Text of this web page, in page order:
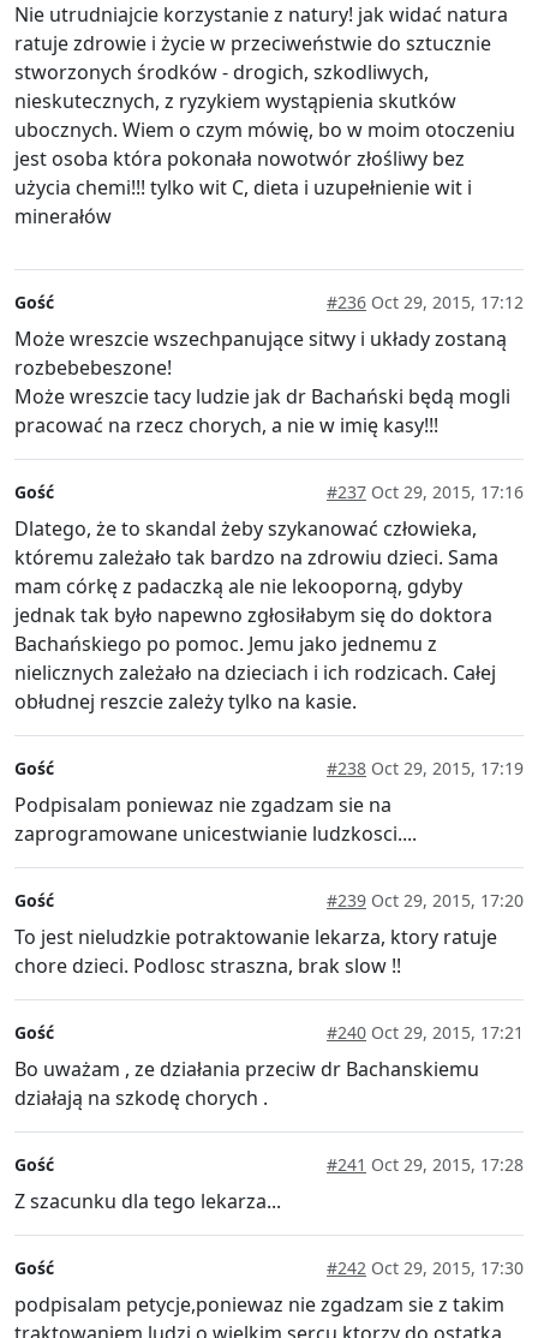
Nie utrudniajcie korzystanie z natury! jak widać natura
ratuje zdrowie i życie w przeciweństwie do sztucznie
stworzonych środków - drogich, szkodliwych,
nieskutecznych, z ryzykiem wystąpienia skutków
ubocznych. Wiem o czym mówię, bo w moim otoczeniu
jest osoba która pokonała nowotwór złośliwy bez
użycia chemi!!! tylko wit C, dieta i uzupełnienie wit i
minerałów
Gość #236 Oct 29, 2015, 17:12
Może wreszcie wszechpanujące sitwy i układy zostaną
rozbebebeszone!
Może wreszcie tacy ludzie jak dr Bachański będą mogli
pracować na rzecz chorych, a nie w imię kasy!!!
Gość #237 Oct 29, 2015, 17:16
Dlatego, że to skandal żeby szykanować człowieka,
któremu zależało tak bardzo na zdrowiu dzieci. Sama
mam córkę z padaczką ale nie lekooporną, gdyby
jednak tak było napewno zgłosiłabym się do doktora
Bachańskiego po pomoc. Jemu jako jednemu z
nielicznych zależało na dzieciach i ich rodzicach. Całej
obłudnej reszcie zależy tylko na kasie.
Gość #238 Oct 29, 2015, 17:19
Podpisalam poniewaz nie zgadzam sie na
zaprogramowane unicestwianie ludzkosci....
Gość #239 Oct 29, 2015, 17:20
To jest nieludzkie potraktowanie lekarza, ktory ratuje
chore dzieci. Podlosc straszna, brak slow !!
Gość #240 Oct 29, 2015, 17:21
Bo uważam , ze działania przeciw dr Bachanskiemu
działają na szkodę chorych .
Gość #241 Oct 29, 2015, 17:28
Z szacunku dla tego lekarza...
Gość #242 Oct 29, 2015, 17:30
podpisalam petycje,poniewaz nie zgadzam sie z takim